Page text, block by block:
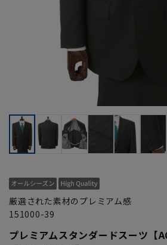
厳選された素材のプレミアム感
151000-39
プレミアムスタンダードスーツ【